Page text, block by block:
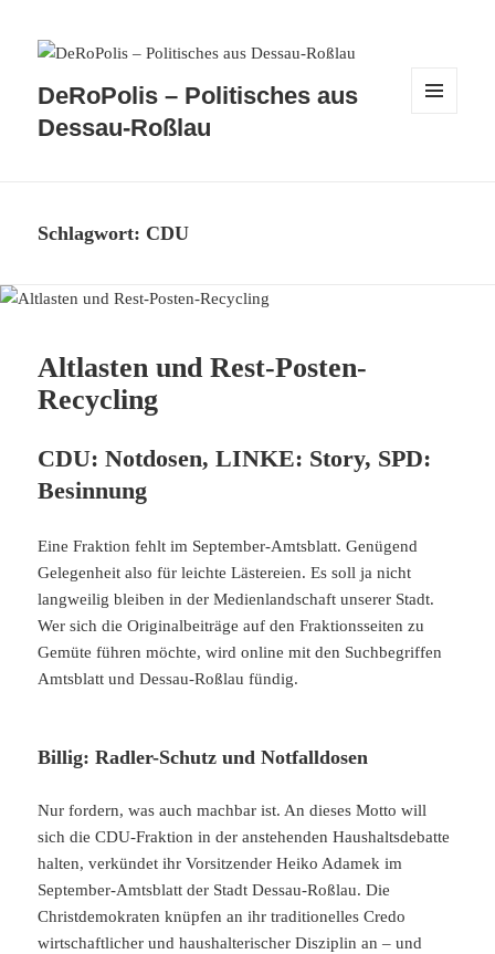
DeRoPolis – Politisches aus
Dessau-Roßlau
Schlagwort: CDU
Altlasten und Rest-Posten-
Recycling
CDU: Notdosen, LINKE: Story, SPD:
Besinnung
Eine Fraktion fehlt im September-Amtsblatt. Genügend
Gelegenheit also für leichte Lästereien. Es soll ja nicht
langweilig bleiben in der Medienlandschaft unserer Stadt.
Wer sich die Originalbeiträge auf den Fraktionsseiten zu
Gemüte führen möchte, wird online mit den Suchbegriffen
Amtsblatt und Dessau-Roßlau fündig.
Billig: Radler-Schutz und Notfalldosen
Nur fordern, was auch machbar ist. An dieses Motto will
sich die CDU-Fraktion in der anstehenden Haushaltsdebatte
halten, verkündet ihr Vorsitzender Heiko Adamek im
September-Amtsblatt der Stadt Dessau-Roßlau. Die
Christdemokraten knüpfen an ihr traditionelles Credo
wirtschaftlicher und haushalterischer Disziplin an – und